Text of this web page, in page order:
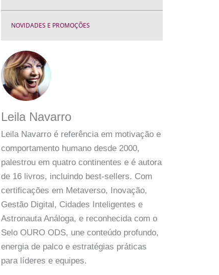
NOVIDADES E PROMOÇÕES
Leila Navarro
Leila Navarro é referência em motivação e
comportamento humano desde 2000,
palestrou em quatro continentes e é autora
de 16 livros, incluindo best-sellers. Com
certificações em Metaverso, Inovação,
Gestão Digital, Cidades Inteligentes e
Astronauta Análoga, e reconhecida com o
Selo OURO ODS, une conteúdo profundo,
energia de palco e estratégias práticas
para líderes e equipes.